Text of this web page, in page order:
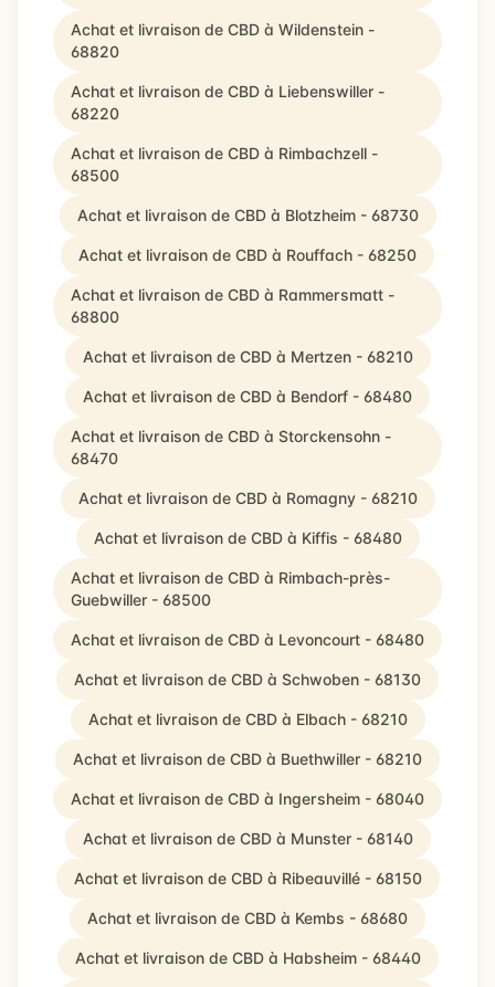
Achat et livraison de CBD à Wildenstein -
68820
Achat et livraison de CBD à Liebenswiller -
68220
Achat et livraison de CBD à Rimbachzell -
68500
Achat et livraison de CBD à Blotzheim - 68730
Achat et livraison de CBD à Rouffach - 68250
Achat et livraison de CBD à Rammersmatt -
68800
Achat et livraison de CBD à Mertzen - 68210
Achat et livraison de CBD à Bendorf - 68480
Achat et livraison de CBD à Storckensohn -
68470
Achat et livraison de CBD à Romagny - 68210
Achat et livraison de CBD à Kiffis - 68480
Achat et livraison de CBD à Rimbach-près-
Guebwiller - 68500
Achat et livraison de CBD à Levoncourt - 68480
Achat et livraison de CBD à Schwoben - 68130
Achat et livraison de CBD à Elbach - 68210
Achat et livraison de CBD à Buethwiller - 68210
Achat et livraison de CBD à Ingersheim - 68040
Achat et livraison de CBD à Munster - 68140
Achat et livraison de CBD à Ribeauvillé - 68150
Achat et livraison de CBD à Kembs - 68680
Achat et livraison de CBD à Habsheim - 68440